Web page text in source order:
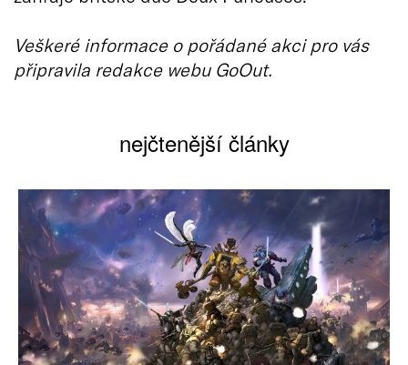
Veškeré informace o pořádané akci pro vás
připravila redakce webu GoOut.
nejčtenější články